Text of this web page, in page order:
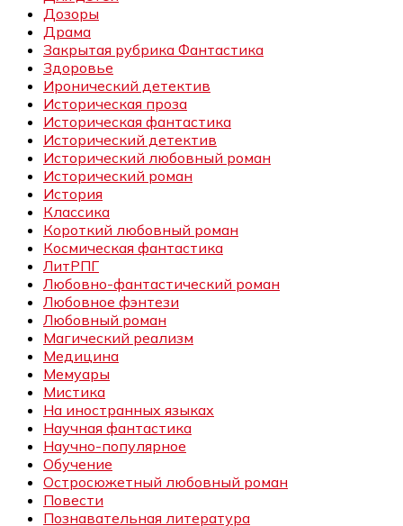
Дозоры
Драма
Закрытая рубрика Фантастика
Здоровье
Иронический детектив
Историческая проза
Историческая фантастика
Исторический детектив
Исторический любовный роман
Исторический роман
История
Классика
Короткий любовный роман
Космическая фантастика
ЛитРПГ
Любовно-фантастический роман
Любовное фэнтези
Любовный роман
Магический реализм
Медицина
Мемуары
Мистика
На иностранных языках
Научная фантастика
Научно-популярное
Обучение
Остросюжетный любовный роман
Повести
Познавательная литература